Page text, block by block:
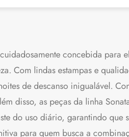
concebida para
Com lindas estampas e
de descanso inigualável.
disso, as peças da linha
do uso diário, garantindo que
para quem busca a